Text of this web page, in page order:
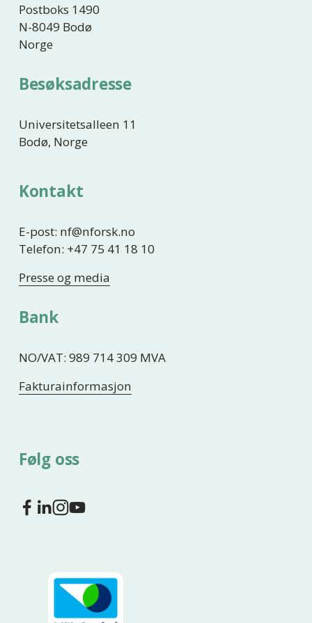
Postboks 1490
N-8049 Bodø
Norge
Besøksadresse
Universitetsalleen 11
Bodø, Norge
Kontakt
E-post: nf@nforsk.no
Telefon: +47 75 41 18 10
Presse og media
Bank
NO/VAT: 989 714 309 MVA
Fakturainformasjon
Følg oss